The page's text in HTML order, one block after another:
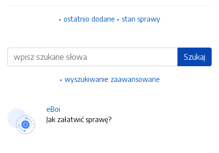
ostatnio dodane stan sprawy
Wyszukiwarka Szukaj
wyszukiwanie zaawansowane
eBoi
Jak załatwić sprawę?